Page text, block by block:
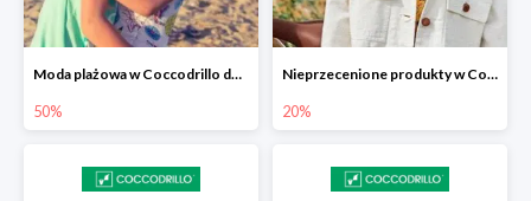
Moda plażowa w Coccodrillo do -50%
50%
Nieprzecenione produkty w Coccodrillo -20%
20%